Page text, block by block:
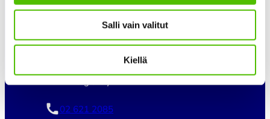
Salli vain valitut
Kiellä
asiakaspalvelu@porienergia.fi
DISTRICT HEATING
CUSTOMER SERVICE
Pori Energia Oy
02 621 2085